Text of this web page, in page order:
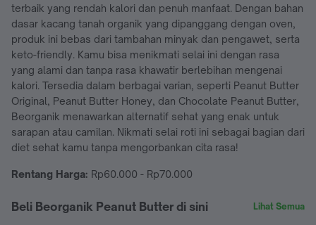
terbaik yang rendah kalori dan penuh manfaat. Dengan bahan
dasar kacang tanah organik yang dipanggang dengan oven,
produk ini bebas dari tambahan minyak dan pengawet, serta
keto-friendly. Kamu bisa menikmati selai ini dengan rasa
yang alami dan tanpa rasa khawatir berlebihan mengenai
kalori. Tersedia dalam berbagai varian, seperti Peanut Butter
Original, Peanut Butter Honey, dan Chocolate Peanut Butter,
Beorganik menawarkan alternatif sehat yang enak untuk
sarapan atau camilan. Nikmati selai roti ini sebagai bagian dari
diet sehat kamu tanpa mengorbankan cita rasa!
Rentang Harga: Rp60.000 - Rp70.000
Beli Beorganik Peanut Butter di sini Lihat Semua